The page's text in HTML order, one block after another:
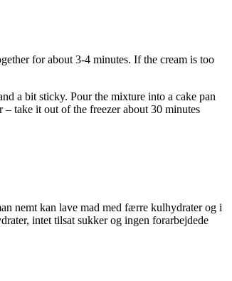
for about 3-4 minutes. If the cream is too
a bit sticky. Pour the mixture into a cake pan
take it out of the freezer about 30 minutes
nemt kan lave mad med færre kulhydrater og i
intet tilsat sukker og ingen forarbejdede